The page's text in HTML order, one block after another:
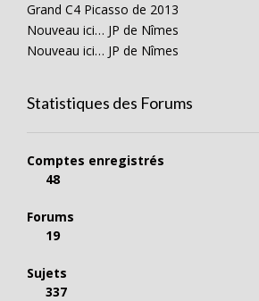
Grand C4 Picasso de 2013
Nouveau ici… JP de Nîmes
Nouveau ici… JP de Nîmes
Statistiques des Forums
Comptes enregistrés
48
Forums
19
Sujets
337